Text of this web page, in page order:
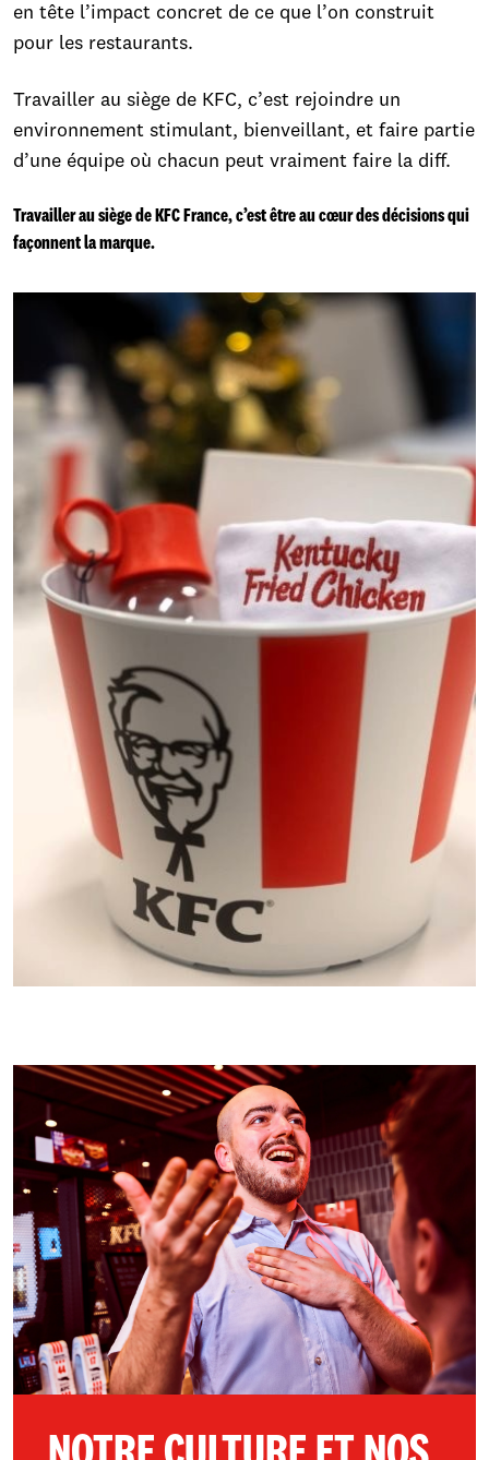
en tête l’impact concret de ce que l’on construit
pour les restaurants.
Travailler au siège de KFC, c’est rejoindre un
environnement stimulant, bienveillant, et faire partie
d’une équipe où chacun peut vraiment faire la diff.
Travailler au siège de KFC France, c’est être au cœur des décisions qui
façonnent la marque.